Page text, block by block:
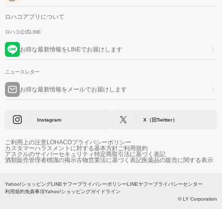
ロハコアプリについて
ロハコ公式LINE
お得な最新情報をLINEでお届けします
ニュースレター
お得な最新情報をメールでお届けします
Instagram X（旧Twitter）
ご利用上の注意LOHACOプライバシーポリシー
カスタマーハラスメントに対する基本方針ご利用規約
アスクルのサイバーセキュリティ特定商取引法に基づく表記
酒類販売管理者標識の掲示古物営業法に基づく表記医薬品の販売に関する表示
Yahoo!ショッピングLINEヤフープライバシーポリシーLINEヤフープライバシーセンター
利用規約免責事項Yahoo!ショッピングガイドライン
© LY Corporation